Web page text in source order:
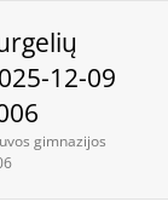
12-09
gimnazijos